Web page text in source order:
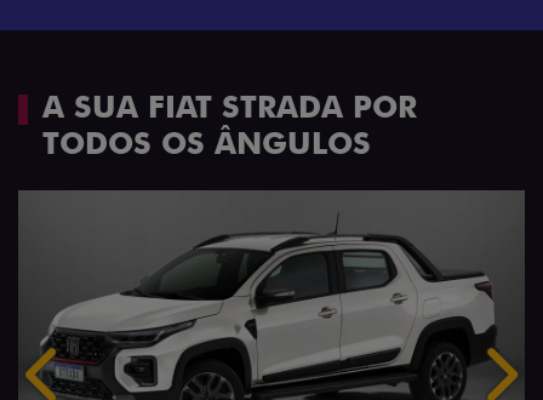
A SUA FIAT STRADA POR
TODOS OS ÂNGULOS
Anterior